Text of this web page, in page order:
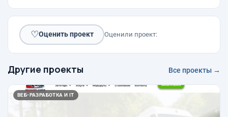
♡Оценить проект Оценили проект:
Другие проекты Все проекты →
ВЕБ-РАЗРАБОТКА И IT